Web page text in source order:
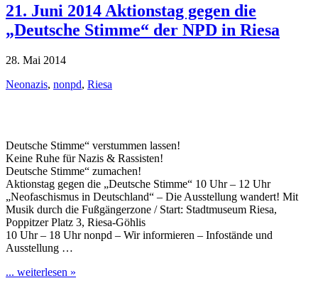
21. Juni 2014 Aktionstag gegen die
„Deutsche Stimme“ der NPD in Riesa
28. Mai 2014
Neonazis, nonpd, Riesa
Deutsche Stimme“ verstummen lassen!
Keine Ruhe für Nazis & Rassisten!
Deutsche Stimme“ zumachen!
Aktionstag gegen die „Deutsche Stimme“ 10 Uhr – 12 Uhr
„Neofaschismus in Deutschland“ – Die Ausstellung wandert! Mit
Musik durch die Fußgängerzone / Start: Stadtmuseum Riesa,
Poppitzer Platz 3, Riesa-Göhlis
10 Uhr – 18 Uhr nonpd – Wir informieren – Infostände und
Ausstellung …
... weiterlesen »